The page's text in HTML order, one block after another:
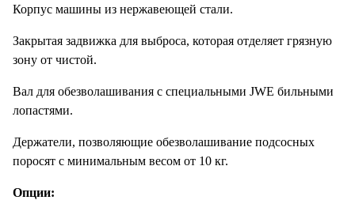
Корпус машины из нержавеющей стали.
Закрытая задвижка для выброса, которая отделяет грязную
зону от чистой.
Вал для обезволашивания с специальными JWE бильными
лопастями.
Держатели, позволяющие обезволашивание подсосных
поросят с минимальным весом от 10 кг.
Опции: